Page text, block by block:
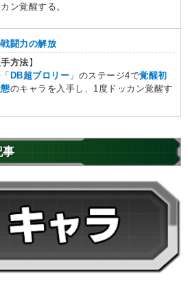
ン覚醒する。
闘力の解放
手方法 】
DB超ブロリー 」のステージ4で覚醒初
のキャラを入手し、1度ドッカン覚醒す
事